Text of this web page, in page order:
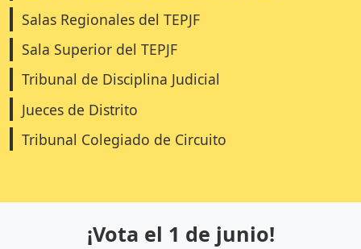
Salas Regionales del TEPJF
Sala Superior del TEPJF
Tribunal de Disciplina Judicial
Jueces de Distrito
Tribunal Colegiado de Circuito
¡Vota el 1 de junio!